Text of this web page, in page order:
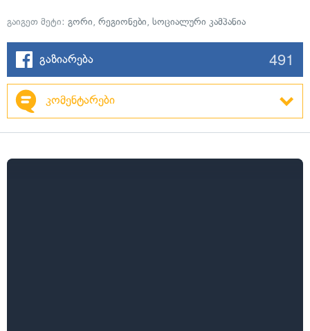
გაიგეთ მეტი: გორი, რეგიონები, სოციალური კამპანია
გაზიარება 491
კომენტარები